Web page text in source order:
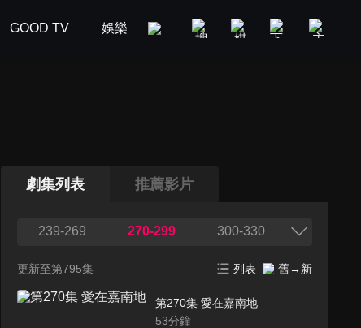
GOOD TV 娛樂 美食旅遊 新聞政論
劇集列表 推薦影片
239-269 270-299 300-330
更新至第795集 列表 舊→新
第270集 愛在嘉南地
53分鐘